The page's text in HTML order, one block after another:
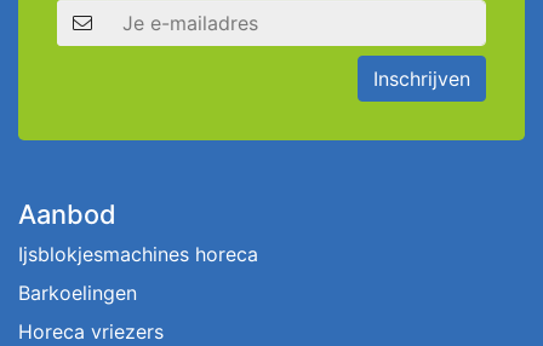
E-mailadres
Inschrijven
Aanbod
Ijsblokjesmachines horeca
Barkoelingen
Horeca vriezers